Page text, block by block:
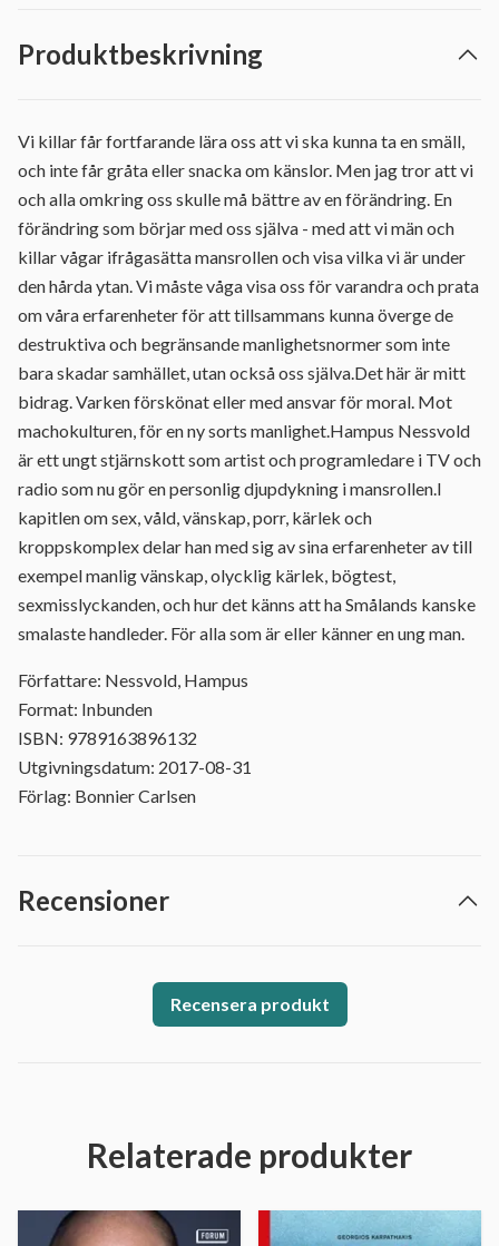
Produktbeskrivning
Vi killar får fortfarande lära oss att vi ska kunna ta en smäll,
och inte får gråta eller snacka om känslor. Men jag tror att vi
och alla omkring oss skulle må bättre av en förändring. En
förändring som börjar med oss själva - med att vi män och
killar vågar ifrågasätta mansrollen och visa vilka vi är under
den hårda ytan. Vi måste våga visa oss för varandra och prata
om våra erfarenheter för att tillsammans kunna överge de
destruktiva och begränsande manlighetsnormer som inte
bara skadar samhället, utan också oss själva.Det här är mitt
bidrag. Varken förskönat eller med ansvar för moral. Mot
machokulturen, för en ny sorts manlighet.Hampus Nessvold
är ett ungt stjärnskott som artist och programledare i TV och
radio som nu gör en personlig djupdykning i mansrollen.I
kapitlen om sex, våld, vänskap, porr, kärlek och
kroppskomplex delar han med sig av sina erfarenheter av till
exempel manlig vänskap, olycklig kärlek, bögtest,
sexmisslyckanden, och hur det känns att ha Smålands kanske
smalaste handleder. För alla som är eller känner en ung man.
Författare: Nessvold, Hampus
Format: Inbunden
ISBN: 9789163896132
Utgivningsdatum: 2017-08-31
Förlag: Bonnier Carlsen
Recensioner
Recensera produkt
Relaterade produkter